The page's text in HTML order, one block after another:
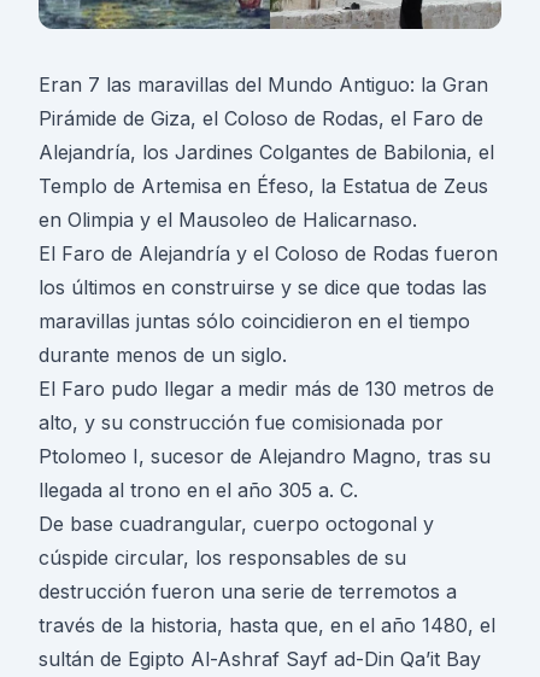
Eran 7 las maravillas del Mundo Antiguo: la Gran
Pirámide de Giza, el Coloso de Rodas, el Faro de
Alejandría, los Jardines Colgantes de Babilonia, el
Templo de Artemisa en Éfeso, la Estatua de Zeus
en Olimpia y el Mausoleo de Halicarnaso.
El Faro de Alejandría y el Coloso de Rodas fueron
los últimos en construirse y se dice que todas las
maravillas juntas sólo coincidieron en el tiempo
durante menos de un siglo.
El Faro pudo llegar a medir más de 130 metros de
alto, y su construcción fue comisionada por
Ptolomeo I, sucesor de Alejandro Magno, tras su
llegada al trono en el año 305 a. C.
De base cuadrangular, cuerpo octogonal y
cúspide circular, los responsables de su
destrucción fueron una serie de terremotos a
través de la historia, hasta que, en el año 1480, el
sultán de Egipto Al-Ashraf Sayf ad-Din Qa’it Bay